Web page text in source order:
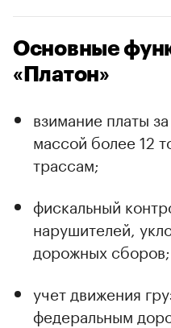
Основные
«Платон»
взимание платы
массой более 12
трассам;
фискальный
нарушителей,
дорожных сборов;
учет движения
федеральным